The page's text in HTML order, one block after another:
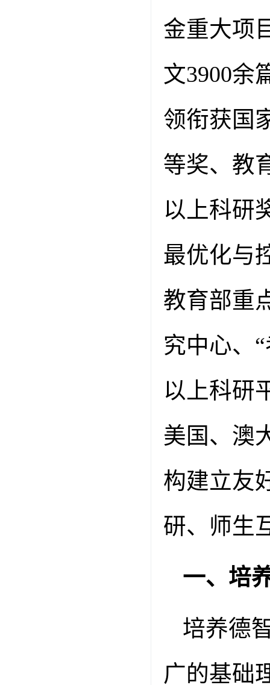
金重大项
文3900余
领衔获国
等奖、教
以上科研
最优化与
教育部重
究中心、
以上科研
美国、澳
构建立友
研、师生
一、培
培养德
广的基础